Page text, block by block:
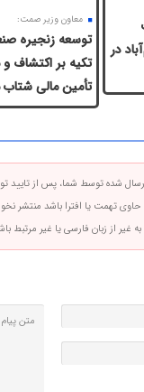
در
معاون وزیر صمت:
توسعه زنجیره
تکیه بر اکتشاف
تأمین مالی
شده توسط شما، پس از
حاوی تهمت یا افترا باشد منتشر
غیر از زبان فارسی یا غیر مرتبط